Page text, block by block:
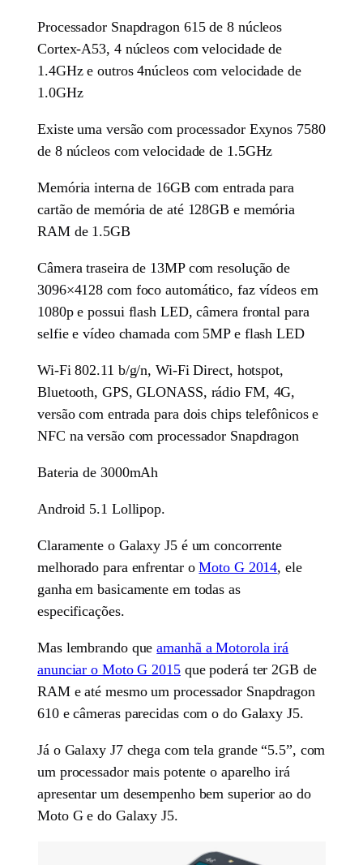
Processador Snapdragon 615 de 8 núcleos
Cortex-A53, 4 núcleos com velocidade de
1.4GHz e outros 4núcleos com velocidade de
1.0GHz
Existe uma versão com processador Exynos 7580
de 8 núcleos com velocidade de 1.5GHz
Memória interna de 16GB com entrada para
cartão de memória de até 128GB e memória
RAM de 1.5GB
Câmera traseira de 13MP com resolução de
3096×4128 com foco automático, faz vídeos em
1080p e possui flash LED, câmera frontal para
selfie e vídeo chamada com 5MP e flash LED
Wi-Fi 802.11 b/g/n, Wi-Fi Direct, hotspot,
Bluetooth, GPS, GLONASS, rádio FM, 4G,
versão com entrada para dois chips telefônicos e
NFC na versão com processador Snapdragon
Bateria de 3000mAh
Android 5.1 Lollipop.
Claramente o Galaxy J5 é um concorrente
melhorado para enfrentar oMoto G 2014, ele
ganha em basicamente em todas as
especificações.
Mas lembrando queamanhã a Motorola irá
anunciar o Moto G 2015que poderá ter 2GB de
RAM e até mesmo um processador Snapdragon
610 e câmeras parecidas com o do Galaxy J5.
Já o Galaxy J7 chega com tela grande “5.5”, com
um processador mais potente o aparelho irá
apresentar um desempenho bem superior ao do
Moto G e do Galaxy J5.